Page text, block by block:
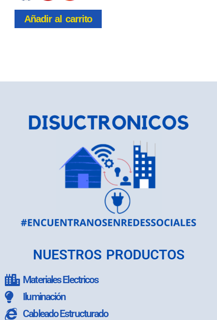
Añadir al carrito
NUESTROS PRODUCTOS
Materiales Electricos
Iluminación
Cableado Estructurado